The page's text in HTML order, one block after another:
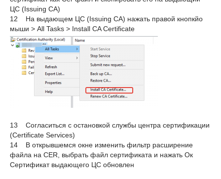
ЦС (Issuing CA)
12 На выдающем ЦС (Issuing CA) нажать правой кнопкйо
мыши > All Tasks > Install CA Certificate
13 Согласиться с остановкой службы центра сертификации
(Certificate Services)
14 В открывшемся окне изменить фильтр расширение
файла на CER, выбрать файл сертификата и нажать Ок
Сертификат выдающего ЦС обновлен